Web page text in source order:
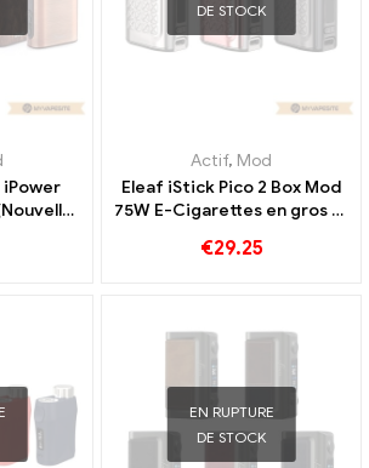
iPower
en
DE STOCK
Actif, Mod
Eleaf iStick Pico 2 Box Mod
75W E-Cigarettes en gros 丨
€29.25
EN RUPTURE
DE STOCK